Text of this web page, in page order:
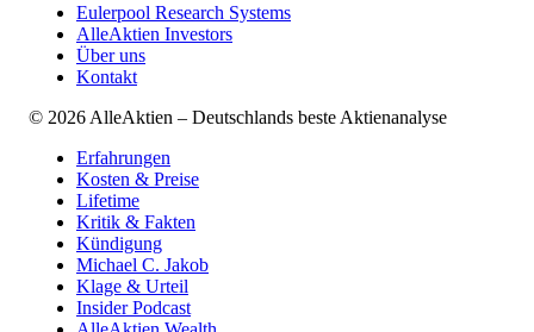
Eulerpool Research Systems
AlleAktien Investors
Über uns
Kontakt
© 2026 AlleAktien – Deutschlands beste Aktienanalyse
Erfahrungen
Kosten & Preise
Lifetime
Kritik & Fakten
Kündigung
Michael C. Jakob
Klage & Urteil
Insider Podcast